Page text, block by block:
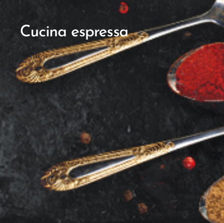
Cucina espressa